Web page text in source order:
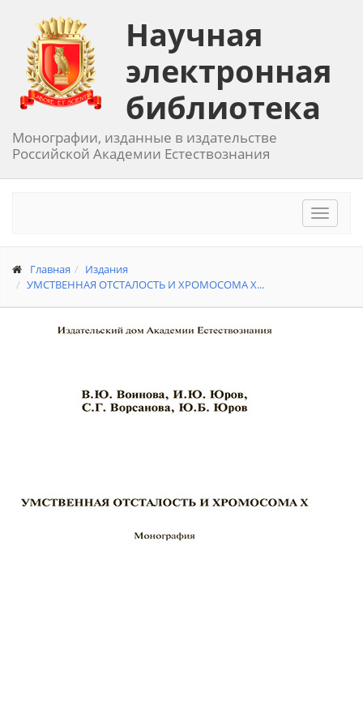
Научная
электронная
библиотека
Монографии, изданные в издательстве
Российской Академии Естествознания
Toggle
Главная
Издания
УМСТВЕННАЯ ОТСТАЛОСТЬ И ХРОМОСОМА Х...